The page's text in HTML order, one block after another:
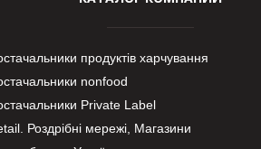
продуктів харчування
nonfood
Private Label
Роздрібні мережі, Магазини